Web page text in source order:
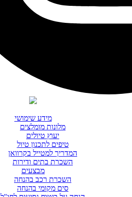
מידע שימושי
מלונות מומלצים
יעוץ טיולים
טיפים לתכנון טיול
המדריך למטייל בקרוואן
השכרת בתים ודירות
מבצעים
השכרת רכב בהנחה
סים מקומי בהנחה